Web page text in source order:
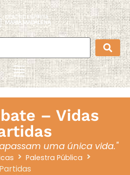
– Vidas
uma única vida."
Palestra Pública